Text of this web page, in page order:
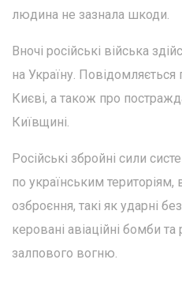
людина не зазнала шкоди.
Вночі російські війська
на Україну.
Києві, а також про
Київщині.
Російські збройні сили
по українським
озброєння, такі як ударні
керовані авіаційні бомби
залпового вогню.